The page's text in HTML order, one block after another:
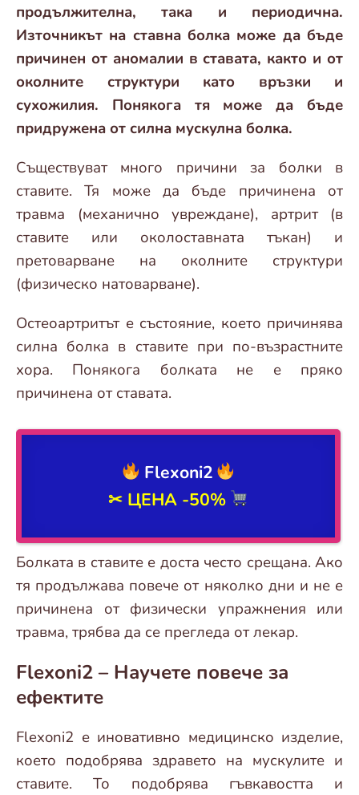
продължителна, така и периодична.
Източникът на ставна болка може да бъде
причинен от аномалии в ставата, както и от
околните структури като връзки и
сухожилия. Понякога тя може да бъде
придружена от силна мускулна болка.
Съществуват много причини за болки в
ставите. Тя може да бъде причинена от
травма (механично увреждане), артрит (в
ставите или околоставната тъкан) и
претоварване на околните структури
(физическо натоварване).
Остеоартритът е състояние, което причинява
силна болка в ставите при по-възрастните
хора. Понякога болката не е пряко
причинена от ставата.
Flexoni2
✂ ЦЕНА -50%
Болката в ставите е доста често срещана. Ако
тя продължава повече от няколко дни и не е
причинена от физически упражнения или
травма, трябва да се прегледа от лекар.
Flexoni2 – Научете повече за
ефектите
Flexoni2 е иновативно медицинско изделие,
което подобрява здравето на мускулите и
ставите. То подобрява гъвкавостта и